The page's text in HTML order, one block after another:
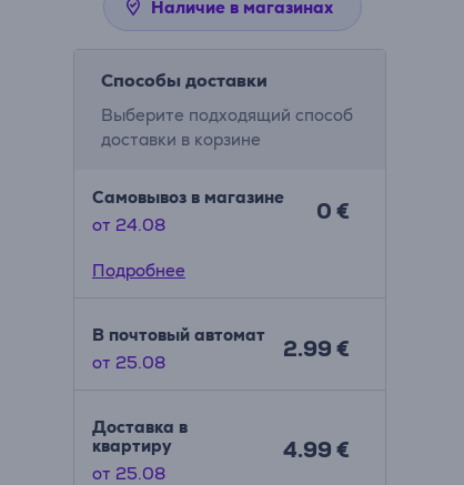
Наличие в магазинах
Способы доставки
Выберите подходящий способ
доставки в корзине
Самовывоз в магазине
от 24.08
0 €
Подробнее
В почтовый автомат
от 25.08
2.99 €
Доставка в
квартиру
от 25.08
4.99 €